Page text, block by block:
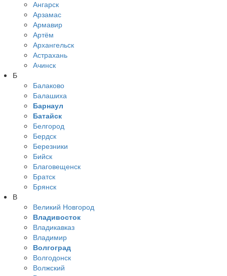
Ангарск
Арзамас
Армавир
Артём
Архангельск
Астрахань
Ачинск
Б
Балаково
Балашиха
Барнаул
Батайск
Белгород
Бердск
Березники
Бийск
Благовещенск
Братск
Брянск
В
Великий Новгород
Владивосток
Владикавказ
Владимир
Волгоград
Волгодонск
Волжский